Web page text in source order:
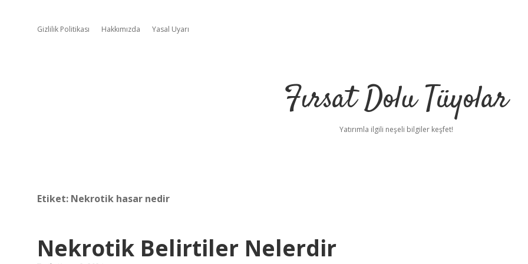
Gizlilik Politikası Hakkımızda Yasal Uyarı
Fırsat Dolu Tüyolar
Yatırımla ilgili neşeli bilgiler keşfet!
Etiket: Nekrotik hasar nedir
Nekrotik Belirtiler Nelerdir